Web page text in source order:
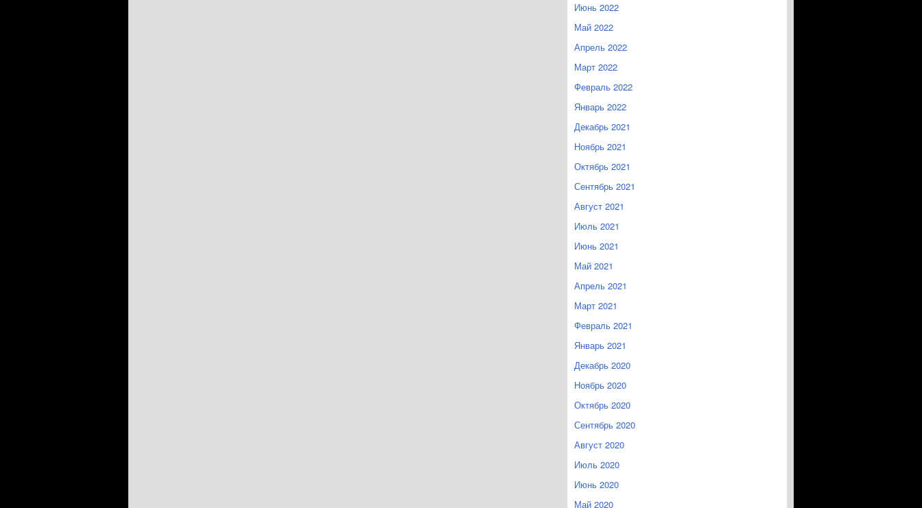
Июнь 2022
Май 2022
Апрель 2022
Март 2022
Февраль 2022
Январь 2022
Декабрь 2021
Ноябрь 2021
Октябрь 2021
Сентябрь 2021
Август 2021
Июль 2021
Июнь 2021
Май 2021
Апрель 2021
Март 2021
Февраль 2021
Январь 2021
Декабрь 2020
Ноябрь 2020
Октябрь 2020
Сентябрь 2020
Август 2020
Июль 2020
Июнь 2020
Май 2020